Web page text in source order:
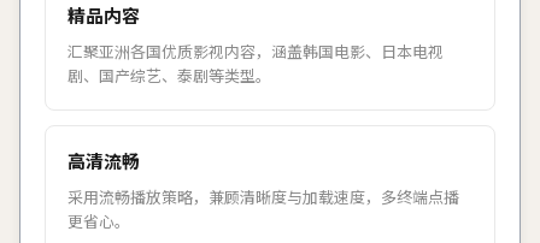
精品内容
汇聚亚洲各国优质影视内容，涵盖韩国电影、日本电视
剧、国产综艺、泰剧等类型。
高清流畅
采用流畅播放策略，兼顾清晰度与加载速度，多终端点播
更省心。